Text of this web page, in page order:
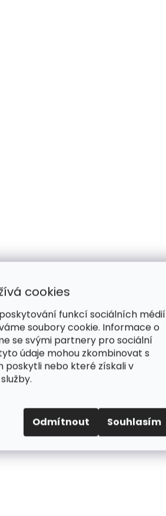
cookies
funkcí sociálních médií
soubory cookie. Informace o
se svými partnery pro sociální
údaje mohou zkombinovat s
poskytli nebo které získali v
Odmítnout Souhlasím